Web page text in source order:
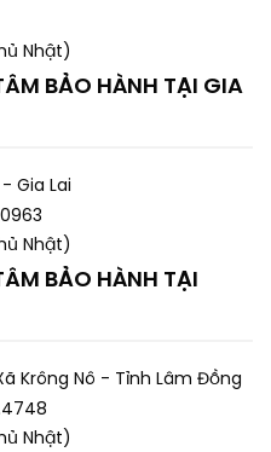
Nhật)
BẢO HÀNH TẠI GIA
Gia Lai
Nhật)
BẢO HÀNH TẠI
Krông Nô - Tỉnh Lâm Đồng
Nhật)